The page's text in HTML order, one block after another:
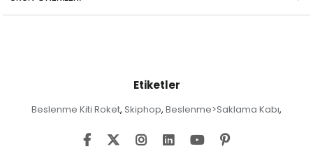
Etiketler
Beslenme Kiti Roket, Skiphop, Beslenme>Saklama Kabı,